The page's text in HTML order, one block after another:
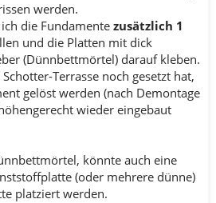
werden.
die Fundamente zusätzlich 1
und die Platten mit dick
(Dünnbettmörtel) darauf kleben.
Terrasse noch gesetzt hat,
gelöst werden (nach Demontage
wieder eingebaut
könnte auch eine
(oder mehrere dünne)
platziert werden.